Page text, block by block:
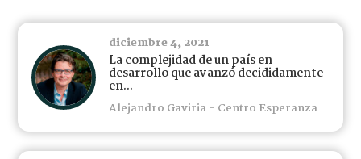
diciembre 4, 2021
La complejidad de un país en
desarrollo que avanzó decididamente
en...
Alejandro Gaviria - Centro Esperanza